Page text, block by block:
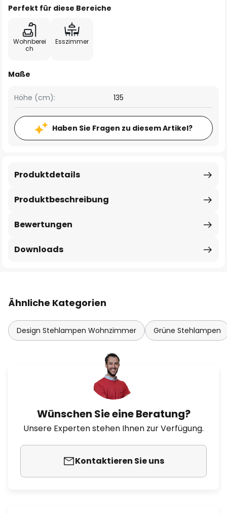
Perfekt für diese Bereiche
Wohnberei
ch
Esszimmer
Maße
Höhe (cm): 135
Haben Sie Fragen zu diesem Artikel?
Produktbeschreibung
Produktdetails
Bewertungen
Downloads
Ähnliche Kategorien
Design Stehlampen Wohnzimmer Grüne Stehlampen
Wünschen Sie eine Beratung?
Unsere Experten stehen Ihnen zur Verfügung.
Kontaktieren Sie uns